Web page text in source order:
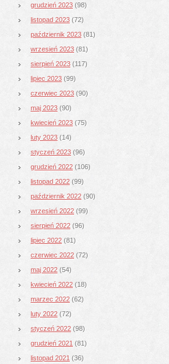
grudzień 2023 (98)
listopad 2023 (72)
październik 2023 (81)
wrzesień 2023 (81)
sierpień 2023 (117)
lipiec 2023 (99)
czerwiec 2023 (90)
maj 2023 (90)
kwiecień 2023 (75)
luty 2023 (14)
styczeń 2023 (96)
grudzień 2022 (106)
listopad 2022 (99)
październik 2022 (90)
wrzesień 2022 (99)
sierpień 2022 (96)
lipiec 2022 (81)
czerwiec 2022 (72)
maj 2022 (54)
kwiecień 2022 (18)
marzec 2022 (62)
luty 2022 (72)
styczeń 2022 (98)
grudzień 2021 (81)
listopad 2021 (36)